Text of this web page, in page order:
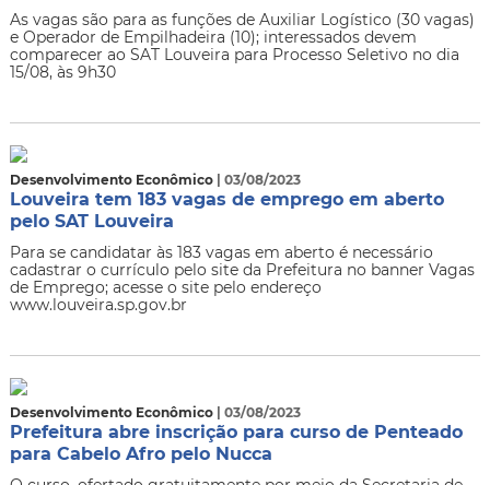
​As vagas são para as funções de Auxiliar Logístico (30 vagas)
e Operador de Empilhadeira (10); interessados devem
comparecer ao SAT Louveira para Processo Seletivo no dia
15/08, às 9h30
Desenvolvimento Econômico | 03/08/2023
Louveira tem 183 vagas de emprego em aberto
pelo SAT Louveira
​Para se candidatar às 183 vagas em aberto é necessário
cadastrar o currículo pelo site da Prefeitura no banner Vagas
de Emprego; acesse o site pelo endereço
www.louveira.sp.gov.br
Desenvolvimento Econômico | 03/08/2023
Prefeitura abre inscrição para curso de Penteado
para Cabelo Afro pelo Nucca